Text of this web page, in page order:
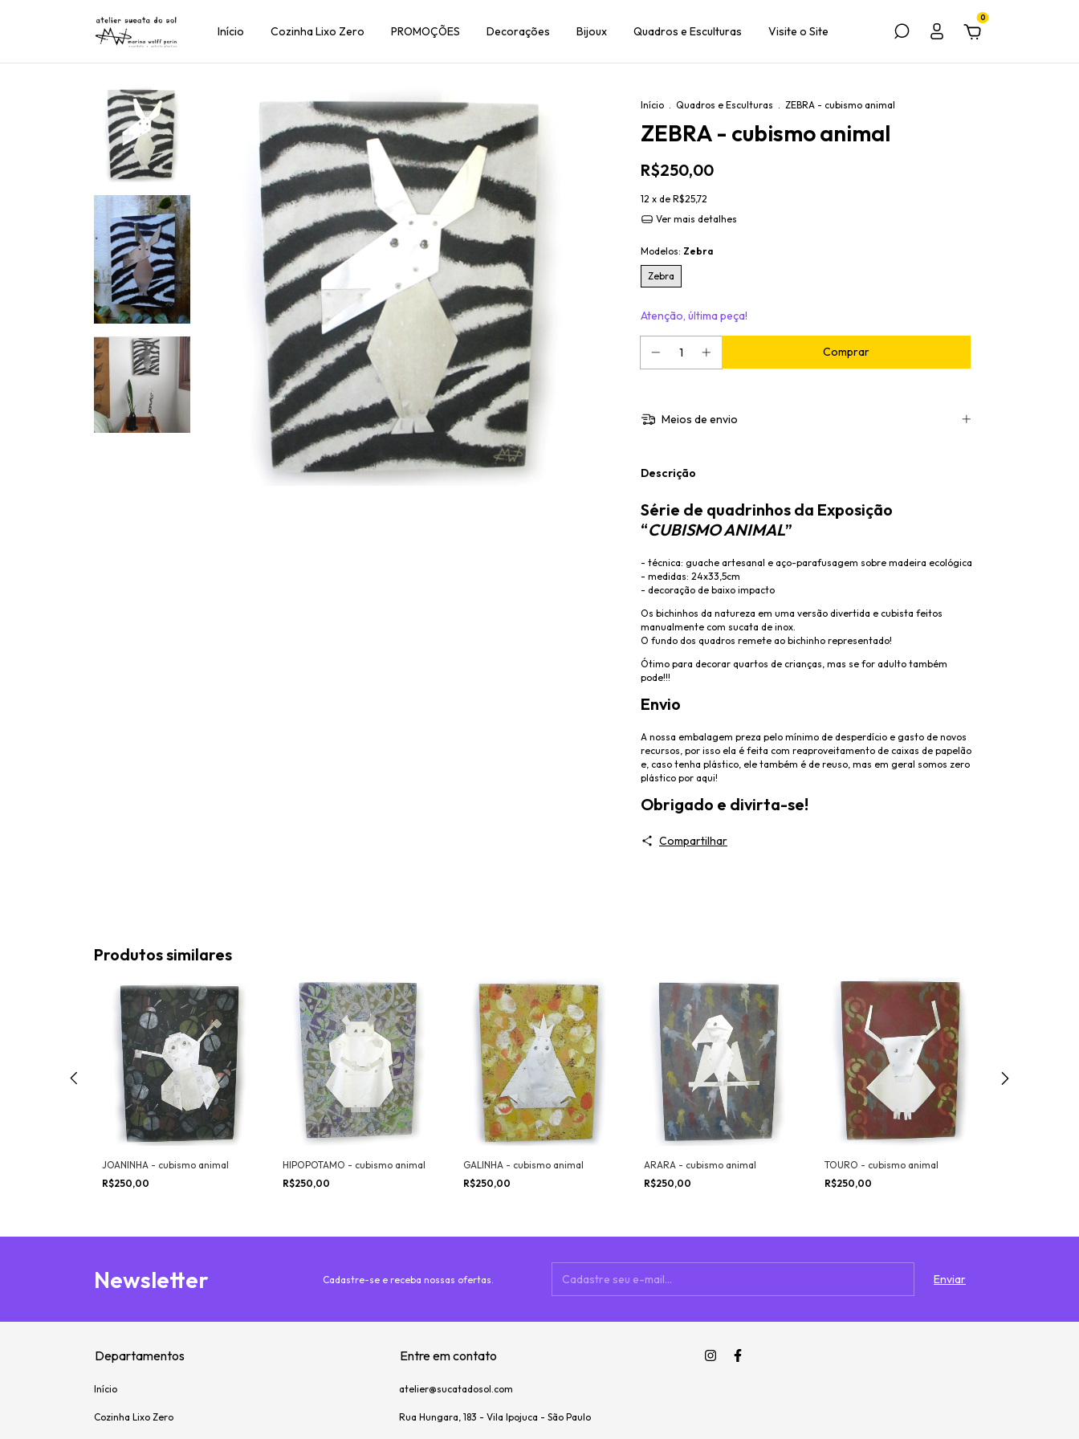
Início Cozinha Lixo Zero PROMOÇÕES Decorações Bijoux Quadros e Esculturas Visite o Site
0
Início . Quadros e Esculturas . ZEBRA - cubismo animal
ZEBRA - cubismo animal
R$250,00
12 x de R$25,72
Ver mais detalhes
Modelos: Zebra
Zebra
Atenção, última peça!
Meios de envio
Descrição
Série de quadrinhos da Exposição
“CUBISMO ANIMAL”
- técnica: guache artesanal e aço-parafusagem sobre madeira ecológica
- medidas: 24x33,5cm
- decoração de baixo impacto
Os bichinhos da natureza em uma versão divertida e cubista feitos
manualmente com sucata de inox.
O fundo dos quadros remete ao bichinho representado!
Ótimo para decorar quartos de crianças, mas se for adulto também
pode!!!
Envio
A nossa embalagem preza pelo mínimo de desperdício e gasto de novos
recursos, por isso ela é feita com reaproveitamento de caixas de papelão
e, caso tenha plástico, ele também é de reuso, mas em geral somos zero
plástico por aqui!
Obrigado e divirta-se!
Compartilhar
Produtos similares
JOANINHA - cubismo animal
R$250,00
HIPOPOTAMO - cubismo animal
R$250,00
GALINHA - cubismo animal
R$250,00
ARARA - cubismo animal
R$250,00
TOURO - cubismo animal
R$250,00
Newsletter Cadastre-se e receba nossas ofertas.
Departamentos
Início
Cozinha Lixo Zero
Entre em contato
atelier@sucatadosol.com
Rua Hungara, 183 - Vila Ipojuca - São Paulo